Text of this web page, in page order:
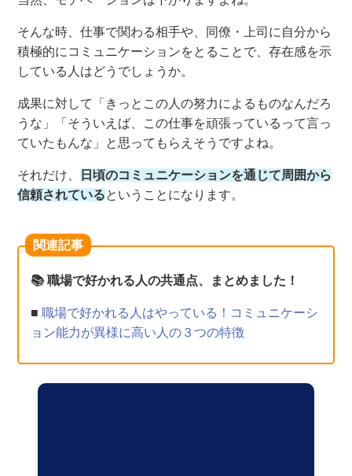
そんな時、仕事で関わる相手や、同僚・上司に自分から
積極的にコミュニケーションをとることで、存在感を示
している人はどうでしょうか。
成果に対して「きっとこの人の努力によるものなんだろ
うな」「そういえば、この仕事を頑張っているって言っ
ていたもんな」と思ってもらえそうですよね。
それだけ、
日頃のコミュニケーションを通じて周囲から
信頼されているということになります。
関連記事
📚 職場で好かれる人の共通点、まとめました！
■職場で好かれる人はやっている！コミュニケーシ
ョン能力が異様に高い人の３つの特徴